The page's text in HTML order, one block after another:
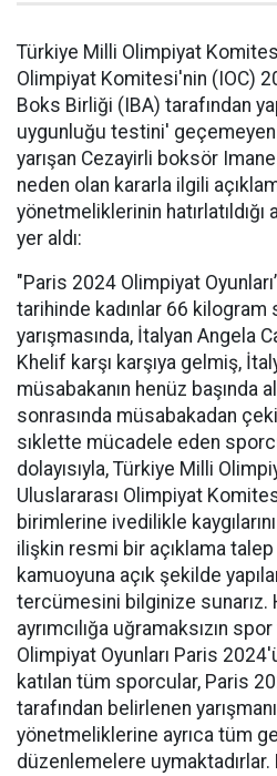
Türkiye Milli Olimpiyat
Olimpiyat Komitesi'nin (IOC)
Boks Birliği (IBA) tarafından
uygunluğu testini'
yarışan Cezayirli boksör
neden olan kararla ilgili
yönetmeliklerinin
yer aldı:
"Paris 2024 Olimpiyat
tarihinde kadınlar 66 kilogram
yarışmasında, İtalyan Angela
Khelif karşı karşıya gelmiş,
müsabakanın henüz başında
sonrasında müsabakadan
sıklette mücadele eden
dolayısıyla, Türkiye Milli
Uluslararası Olimpiyat
birimlerine ivedilikle
ilişkin resmi bir açıklama
kamuoyuna açık şekilde
tercümesini bilginize sunarız.
ayrımcılığa uğramaksızın
Olimpiyat Oyunları Paris
katılan tüm sporcular, Paris
tarafından belirlenen
yönetmeliklerine ayrıca tüm
düzenlemelere